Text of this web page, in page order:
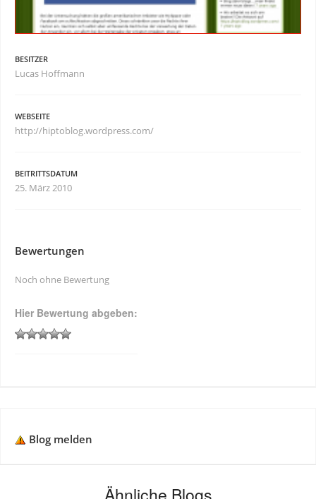
BESITZER
Lucas Hoffmann
WEBSEITE
http://hiptoblog.wordpress.com/
BEITRITTSDATUM
25. März 2010
Bewertungen
Noch ohne Bewertung
Hier Bewertung abgeben:
Blog melden